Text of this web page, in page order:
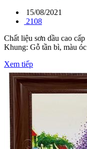
15/08/2021
2108
Chất liệu sơn dầu cao
Khung: Gỗ tần bì, màu
Xem tiếp